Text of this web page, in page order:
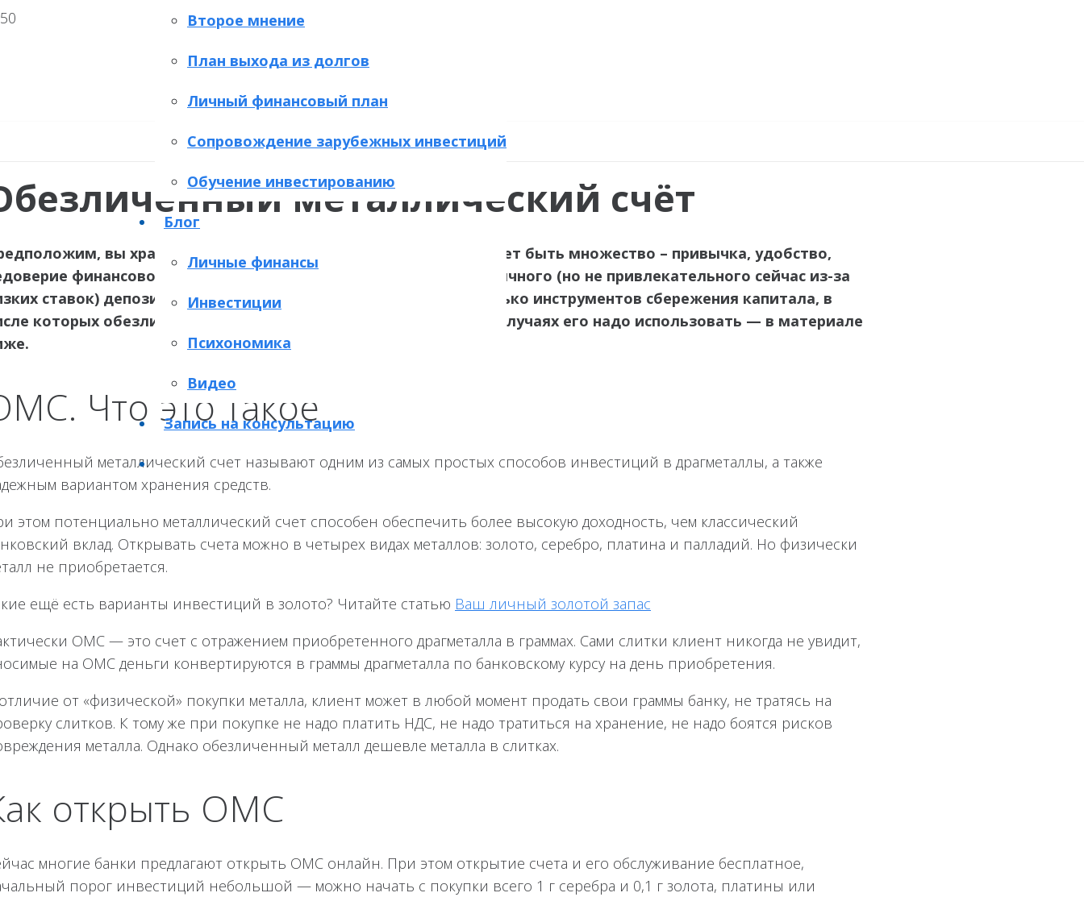
Второе мнение
План выхода из долгов
Личный финансовый план
Сопровождение зарубежных инвестиций
Обучение инвестированию
Блог
Личные финансы
Инвестиции
Психономика
Видео
Запись на консультацию
металлический счёт
, вы храните деньги в может быть множество – привычка, удобство,
финансовому рынку,личные убеждения привычного (но не привлекательного сейчас из-за
ставок) депозита, банки предлагают клиентам еще несколько инструментов сбережения капитала, в
которых обезличенный
). В каких случаях его надо использовать — в материале
Что это такое
металлический счет называют одним из самых простых способов инвестиций в драгметаллы, а также
вариантом хранения средств.
этом потенциально металлический счет способен обеспечить более высокую доходность, чем классический
вклад. Открывать счета можно в четырех видах металлов: золото, серебро, платина и палладий. Но физически
не приобретается.
ещё есть варианты инвестиций в золото? Читайте статью Ваш личный золотой запас
ОМС — это счет с отражением приобретенного драгметалла в граммах. Сами слитки клиент никогда не увидит,
на ОМС деньги конвертируются в граммы драгметалла по банковскому курсу на день приобретения.
от «физической» покупки металла, клиент может в любой момент продать свои граммы банку, не тратясь на
слитков. К тому же при покупке не надо платить НДС, не надо тратиться на хранение, не надо боятся рисков
металла. Однако обезличенный металл дешевле металла в слитках.
открыть ОМС
многие банки предлагают открыть ОМС онлайн. При этом открытие счета и его обслуживание бесплатное,
порог инвестиций небольшой — можно начать с покупки всего 1 г серебра и 0,1 г золота, платины или